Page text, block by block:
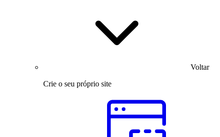
Voltar
Crie o seu próprio site